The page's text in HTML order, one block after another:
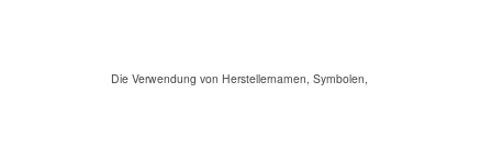
Die Verwendung von Herstellernamen, Symbolen,